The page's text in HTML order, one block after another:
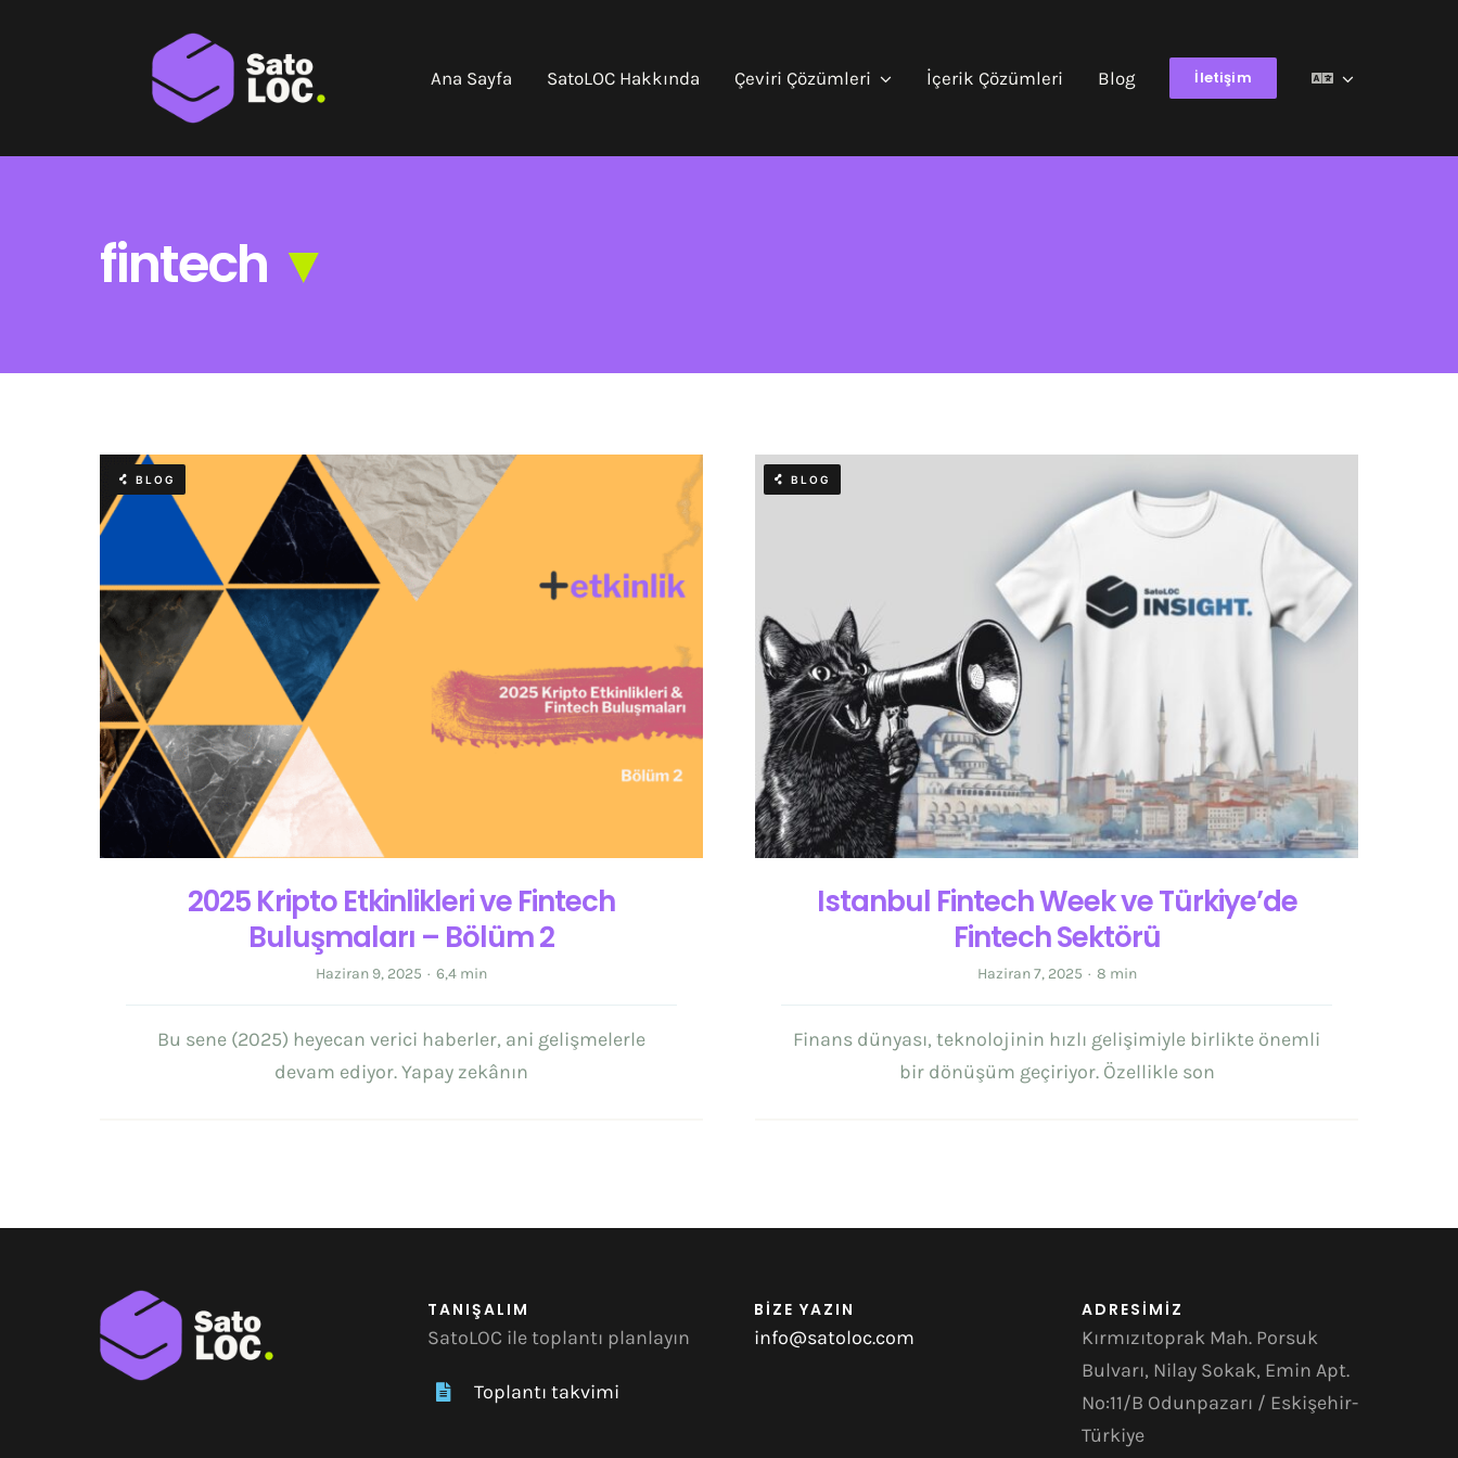
Ana Sayfa SatoLOC Hakkında Çeviri Çözümleri İçerik Çözümleri Blog İletişim
fintech ▼
BLOG
2025 Kripto Etkinlikleri ve Fintech
Buluşmaları – Bölüm 2
Haziran 9, 2025 · 6,4 min
Bu sene (2025) heyecan verici haberler, ani gelişmelerle
devam ediyor. Yapay zekânın
BLOG
Istanbul Fintech Week ve Türkiye’de
Fintech Sektörü
Haziran 7, 2025 · 8 min
Finans dünyası, teknolojinin hızlı gelişimiyle birlikte önemli
bir dönüşüm geçiriyor. Özellikle son
TANIŞALIM
SatoLOC ile toplantı planlayın
Toplantı takvimi
BİZE YAZIN
info@satoloc.com
ADRESİMİZ
Kırmızıtoprak Mah. Porsuk
Bulvarı, Nilay Sokak, Emin Apt.
No:11/B Odunpazarı / Eskişehir-
Türkiye